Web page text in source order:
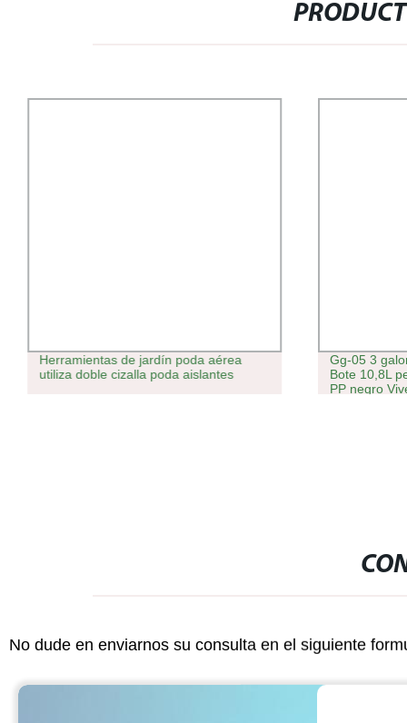
Herramientas de jardín poda aérea
utiliza doble cizalla poda aislantes
Gg-05 3
Bote 10,8L
PP negro
No dude en enviarnos su consulta en el siguiente